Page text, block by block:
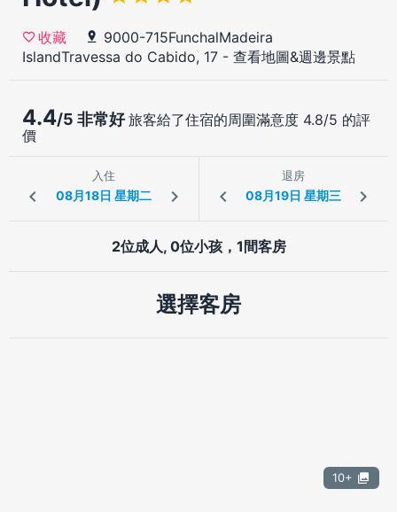
收藏
9000-715FunchalMadeira
IslandTravessa do Cabido, 17 - 查看地圖&週邊景點
4.4/5 非常好旅客給了住宿的周圍滿意度 4.8/5 的評
價
入住 退房
2位成人, 0位小孩，1間客房
選擇客房
10+